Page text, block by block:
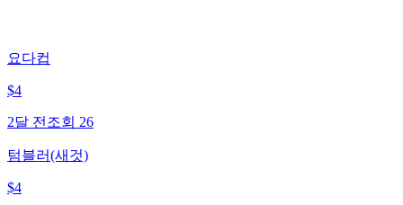
요다컵
$4
2달 전 조회 26
텀블러(새것)
$4